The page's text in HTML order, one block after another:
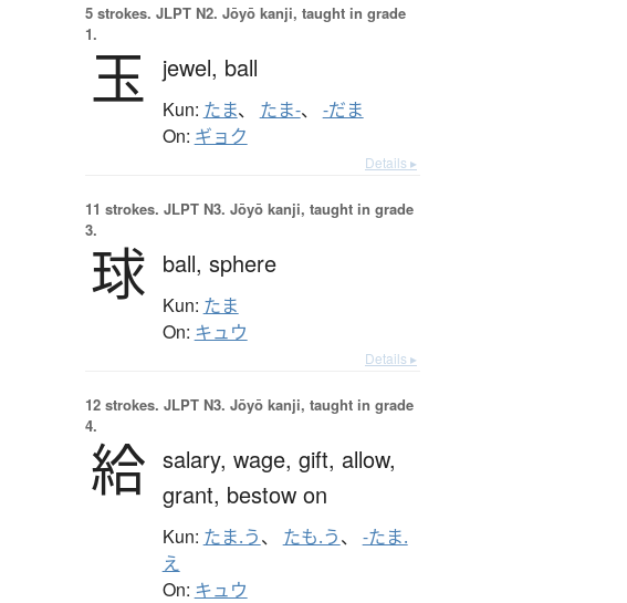
5 strokes. JLPT N2. Jōyō kanji, taught in grade
1.
玉 jewel, ball
Kun: たま、 たま-、 -だま
On: ギョク
Details ▸
11 strokes. JLPT N3. Jōyō kanji, taught in grade
3.
球 ball, sphere
Kun: たま
On: キュウ
Details ▸
12 strokes. JLPT N3. Jōyō kanji, taught in grade
4.
給 salary, wage, gift, allow,
grant, bestow on
Kun: たま.う、 たも.う、 -たま.
え
On: キュウ